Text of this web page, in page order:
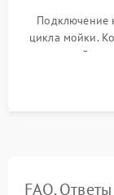
Подключение
цикла мойки.
до нужной
штатного
FAQ.